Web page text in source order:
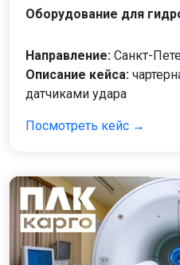
Оборудование для
Направление: Санкт-
Описание кейса:
датчиками удара
Посмотреть кейс →